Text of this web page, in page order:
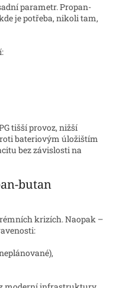
parametr. Propan-
je potřeba, nikoli tam,
tišší provoz, nižší
bateriovým úložištím
bez závislosti na
butan
krizích. Naopak –